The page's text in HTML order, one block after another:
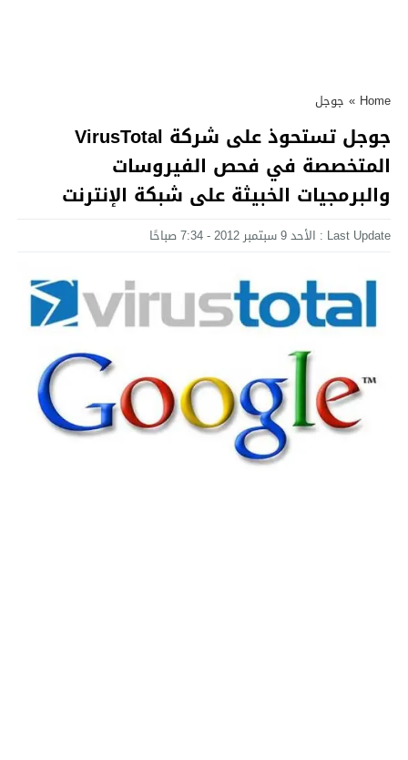
Home
» جوجل
جوجل تستحوذ على شركة VirusTotal
المتخصصة في فحص الفيروسات
والبرمجيات الخبيثة على شبكة الإنترنت
Last Update : الأحد 9 سبتمبر 2012 - 7:34 صباحًا